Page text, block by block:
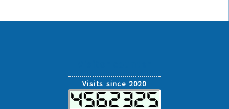
Visits since 2020